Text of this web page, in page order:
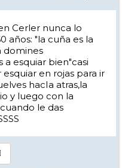
Cerler nunca lo
años: "la cuña es la
domines
esquiar bien"casi
en rojas para ir
hacIa atras,la
y luego con la
le das